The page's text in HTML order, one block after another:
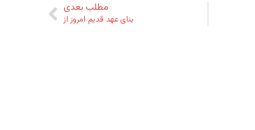
مطلب بعدی
بنای عهد قدیم امروز از